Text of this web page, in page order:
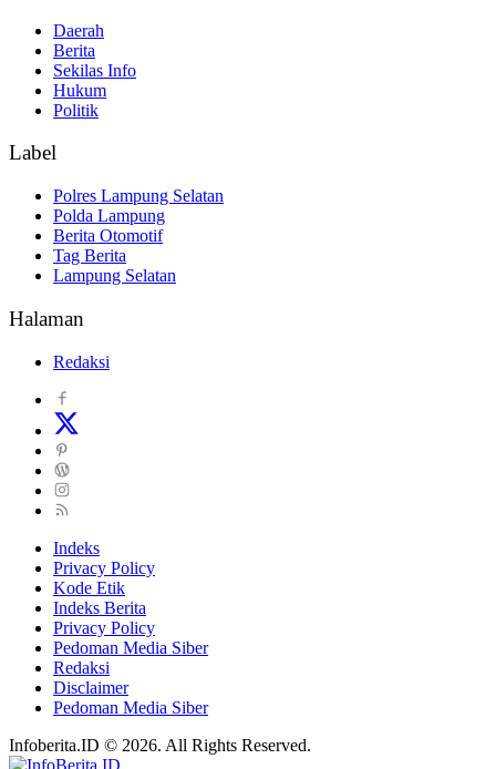
Daerah
Berita
Sekilas Info
Hukum
Politik
Label
Polres Lampung Selatan
Polda Lampung
Berita Otomotif
Tag Berita
Lampung Selatan
Halaman
Redaksi
Indeks
Privacy Policy
Kode Etik
Indeks Berita
Privacy Policy
Pedoman Media Siber
Redaksi
Disclaimer
Pedoman Media Siber
Infoberita.ID © 2026. All Rights Reserved.